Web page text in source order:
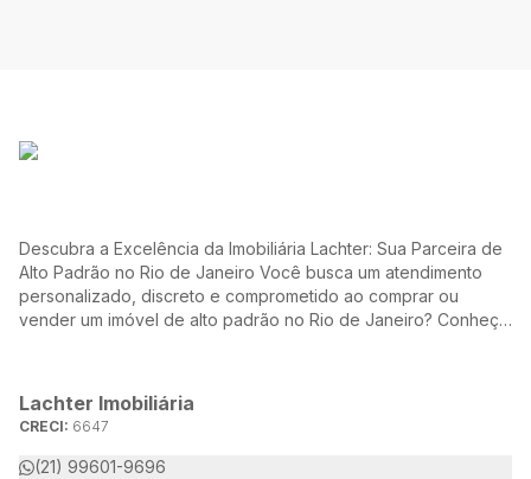
Descubra a Excelência da Imobiliária Lachter: Sua Parceira de
Alto Padrão no Rio de Janeiro Você busca um atendimento
personalizado, discreto e comprometido ao comprar ou
vender um imóvel de alto padrão no Rio de Janeiro? Conheça
necessidades e desejos.
Lachter Imobiliária
CRECI: 6647
(21) 99601-9696